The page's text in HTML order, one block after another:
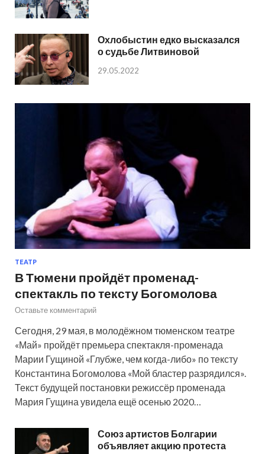
Охлобыстин едко высказался
о судьбе Литвиновой
29.05.2022
ТЕАТР
В Тюмени пройдёт променад-
спектакль по тексту Богомолова
Оставьте комментарий
Сегодня, 29 мая, в молодёжном тюменском театре
«Май» пройдёт премьера спектакля-променада
Марии Гущиной «Глубже, чем когда-либо» по тексту
Константина Богомолова «Мой бластер разрядился».
Текст будущей постановки режиссёр променада
Мария Гущина увидела ещё осенью 2020…
Союз артистов Болгарии
объявляет акцию протеста